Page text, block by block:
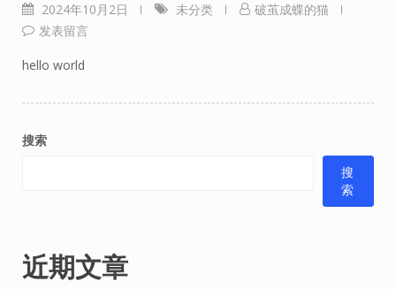
2024年10月2日 未分类
破茧成蝶的猫
发表留言
hello world
搜索
搜
索
近期文章